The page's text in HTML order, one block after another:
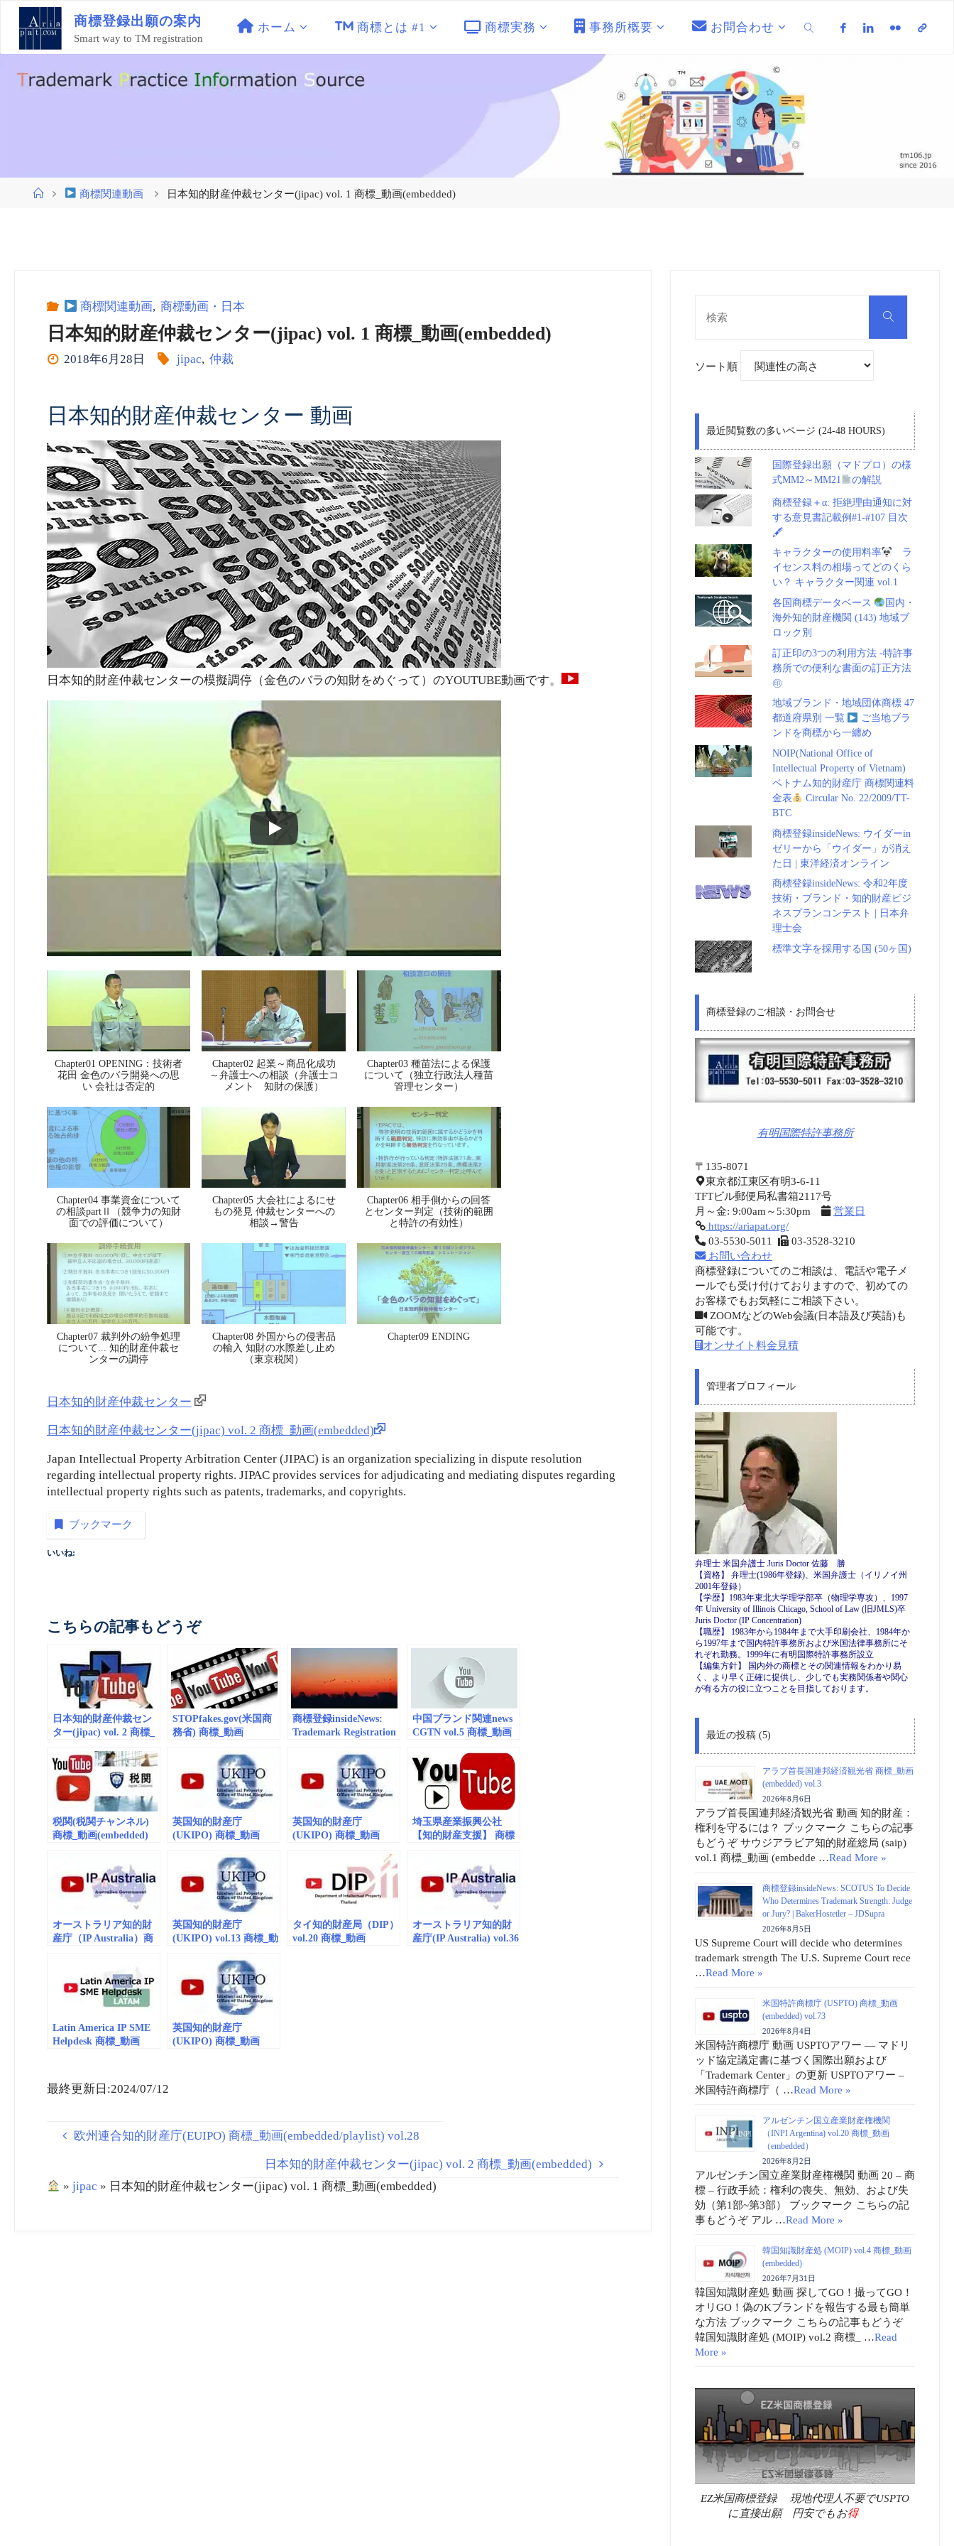
ン
商標登録出願の案内
Smart way to TM registration
ホーム 商標とは #1 商標実務 事務所概要 お問合わせ
ホ
商標関連動画 日本知的財産仲裁センター(jipac) vol. 1 商標_動画(embedded)
商標関連動画, 商標動画・日本
日本知的財産仲裁センター(jipac) vol. 1 商標_動画(embedded)
2018年6月28日 jipac, 仲裁
日本知的財産仲裁センター 動画
日本知的財産仲裁センターの模擬調停（金色のバラの知財をめぐって）のYOUTUBE動画です。
Chapter01 OPENING：技術者
花田 金色のバラ開発への思
い 会社は否定的
Chapter02 起業～商品化成功
～弁護士への相談（弁護士コ
メント 知財の保護）
Chapter03 種苗法による保護
について（独立行政法人種苗
管理センター）
Chapter04 事業資金について
の相談partⅡ（競争力の知財
面での評価について）
Chapter05 大会社によるにせ
もの発見 仲裁センターへの
相談→警告
Chapter06 相手側からの回答
とセンター判定（技術的範囲
と特許の有効性）
Chapter07 裁判外の紛争処理
について... 知的財産仲裁セ
ンターの調停
Chapter08 外国からの侵害品
の輸入 知財の水際差し止め
（東京税関）
Chapter09 ENDING
日本知的財産仲裁センター
日本知的財産仲裁センター(jipac) vol. 2 商標_動画(embedded)
Japan Intellectual Property Arbitration Center (JIPAC) is an organization specializing in dispute resolution
regarding intellectual property rights. JIPAC provides services for adjudicating and mediating disputes regarding
intellectual property rights such as patents, trademarks, and copyrights.
ブックマーク
いいね:
こちらの記事もどうぞ
日本知的財産仲裁セン
ター(jipac) vol. 2 商標_
STOPfakes.gov(米国商
務省) 商標_動画
商標登録insideNews:
Trademark Registration
Myanmar: Soft opening
– Inventa International
中国ブランド関連news
CGTN vol.5 商標_動画
税関(税関チャンネル)
商標_動画(embedded)
英国知的財産庁
(UKIPO) 商標_動画
英国知的財産庁
(UKIPO) 商標_動画
Crime and Infringement
Animation
埼玉県産業振興公社
【知的財産支援】 商標
オーストラリア知的財
産庁（IP Australia）商
vol.1 Intellectual
Property for Beginners
英国知的財産庁
(UKIPO) vol.13 商標_動
Environment Day
タイ知的財産局（DIP）
vol.20 商標_動画
オーストラリア知的財
産庁(IP Australia) vol.36
Latin America IP SME
Helpdesk 商標_動画
英国知的財産庁
(UKIPO) 商標_動画
最終更新日:2024/07/12
欧州連合知的財産庁(EUIPO) 商標_動画(embedded/playlist) vol.28
日本知的財産仲裁センター(jipac) vol. 2 商標_動画(embedded)
»jipac » 日本知的財産仲裁センター(jipac) vol. 1 商標_動画(embedded)
検
ソート順
最近閲覧数の多いページ (24-48 HOURS)
国際登録出願（マドプロ）の様
式MM2～MM21
の解説
商標登録＋α: 拒絶理由通知に対
する意見書記載例#1-#107 目次
🖋
キャラクターの使用料率
ラ
イセンス料の相場ってどのくら
い？ キャラクター関連 vol.1
各国商標データベース
国内・
海外知的財産機関 (143) 地域ブ
ロック別
訂正印の3つの利用方法 -特許事
務所での便利な書面の訂正方法
㊞
地域ブランド・地域団体商標 47
都道府県別 一覧
ご当地ブラ
ンドを商標から一纏め
NOIP(National Office of
Intellectual Property of Vietnam)
ベトナム知的財産庁 商標関連料
金表
Circular No. 22/2009/TT-
BTC
商標登録insideNews: ウイダーin
ゼリーから「ウイダー」が消え
た日 | 東洋経済オンライン
商標登録insideNews: 令和2年度
技術・ブランド・知的財産ビジ
ネスプランコンテスト | 日本弁
理士会
標準文字を採用する国 (50ヶ国)
商標登録のご相談・お問合せ
有明国際特許事務所
〒135-8071
東京都江東区有明3-6-11
TFTビル郵便局私書箱2117号
月～金: 9:00am～5:30pm
営業日
https://ariapat.org/
03-5530-5011
03-3528-3210
お問い合わせ
商標登録についてのご相談は、電話や電子メ
ールでも受け付けておりますので、初めての
お客様でもお気軽にご相談下さい。
ZOOMなどのWeb会議(日本語及び英語)も
可能です。
オンサイト料金見積
管理者プロフィール
弁理士 米国弁護士 Juris Doctor 佐藤 勝
【資格】 弁理士(1986年登録)、米国弁護士（イリノイ州
2001年登録）
【学歴】1983年東北大学理学部卒（物理学専攻）、1997
年 University of Illinois Chicago, School of Law (旧JMLS)卒
Juris Doctor (IP Concentration)
【職歴】 1983年から1984年まで大手印刷会社、1984年か
ら1997年まで国内特許事務所および米国法律事務所にそ
れぞれ勤務。1999年に有明国際特許事務所設立
【編集方針】 国内外の商標とその関連情報をわかり易
く、より早く正確に提供し、少しでも実務関係者や関心
が有る方の役に立つことを目指しております。
最近の投稿 (5)
アラブ首長国連邦経済観光省 商標_動画
(embedded) vol.3
2026年8月6日
アラブ首長国連邦経済観光省 動画 知的財産：
権利を守るには？ ブックマーク こちらの記事
もどうぞ サウジアラビア知的財産総局 (saip)
vol.1 商標_動画 (embedde …Read More »
商標登録insideNews: SCOTUS To Decide
Who Determines Trademark Strength: Judge
or Jury? | BakerHostetler – JDSupra
2026年8月5日
US Supreme Court will decide who determines
trademark strength The U.S. Supreme Court rece
…Read More »
米国特許商標庁 (USPTO) 商標_動画
(embedded) vol.73
2026年8月4日
米国特許商標庁 動画 USPTOアワー ― マドリ
ッド協定議定書に基づく国際出願および
「Trademark Center」の更新 USPTOアワー –
米国特許商標庁（ …Read More »
アルゼンチン国立産業財産権機関
（INPI Argentina) vol.20 商標_動画
（embedded）
2026年8月2日
アルゼンチン国立産業財産権機関 動画 20 – 商
標 – 行政手続：権利の喪失、無効、および失
効（第1部~第3部） ブックマーク こちらの記
事もどうぞ アル …Read More »
韓国知識財産処 (MOIP) vol.4 商標_動画
(embedded)
2026年7月31日
韓国知識財産処 動画 探してGO！撮ってGO！
オリGO！偽のKブランドを報告する最も簡単
な方法 ブックマーク こちらの記事もどうぞ
韓国知識財産処 (MOIP) vol.2 商標_ …Read
More »
EZ米国商標登録 現地代理人不要でUSPTO
に直接出願 円安でもお得